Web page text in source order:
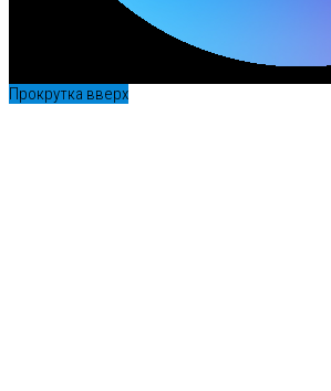
Прокрутка вверх